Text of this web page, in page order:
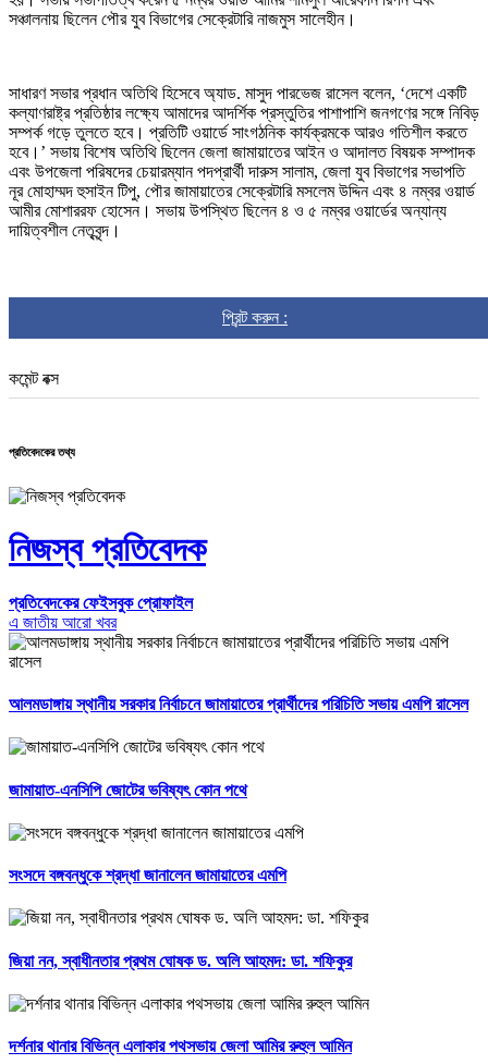
সঞ্চালনায় ছিলেন পৌর যুব বিভাগের সেক্রেটারি নাজমুস সালেহীন।
সাধারণ সভার প্রধান অতিথি হিসেবে অ্যাড. মাসুদ পারভেজ রাসেল বলেন, ‘দেশে একটি
কল্যাণরাষ্ট্র প্রতিষ্ঠার লক্ষ্যে আমাদের আদর্শিক প্রস্তুতির পাশাপাশি জনগণের সঙ্গে নিবিড়
সম্পর্ক গড়ে তুলতে হবে। প্রতিটি ওয়ার্ডে সাংগঠনিক কার্যক্রমকে আরও গতিশীল করতে
হবে।’ সভায় বিশেষ অতিথি ছিলেন জেলা জামায়াতের আইন ও আদালত বিষয়ক সম্পাদক
এবং উপজেলা পরিষদের চেয়ারম্যান পদপ্রার্থী দারুস সালাম, জেলা যুব বিভাগের সভাপতি
নূর মোহাম্মদ হুসাইন টিপু, পৌর জামায়াতের সেক্রেটারি মসলেম উদ্দিন এবং ৪ নম্বর ওয়ার্ড
আমীর মোশাররফ হোসেন। সভায় উপস্থিত ছিলেন ৪ ও ৫ নম্বর ওয়ার্ডের অন্যান্য
দায়িত্বশীল নেতৃবৃন্দ।
প্রিন্ট করুন :
কমেন্ট বক্স
প্রতিবেদকের তথ্য
নিজস্ব প্রতিবেদক
প্রতিবেদকের ফেইসবুক প্রোফাইল
এ জাতীয় আরো খবর
আলমডাঙ্গায় স্থানীয় সরকার নির্বাচনে জামায়াতের প্রার্থীদের পরিচিতি সভায় এমপি রাসেল
জামায়াত-এনসিপি জোটের ভবিষ্যৎ কোন পথে
সংসদে বঙ্গবন্ধুকে শ্রদ্ধা জানালেন জামায়াতের এমপি
জিয়া নন, স্বাধীনতার প্রথম ঘোষক ড. অলি আহমদ: ডা. শফিকুর
দর্শনার থানার বিভিন্ন এলাকার পথসভায় জেলা আমির রুহুল আমিন